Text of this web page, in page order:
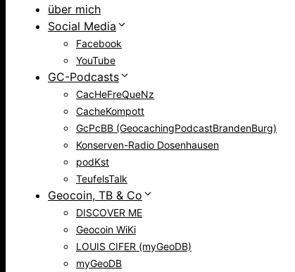
über mich
Social Media
Facebook
YouTube
GC-Podcasts
CacHeFreQueNz
CacheKompott
GcPcBB (GeocachingPodcastBrandenBurg)
Konserven-Radio Dosenhausen
podKst
TeufelsTalk
Geocoin, TB & Co
DISCOVER ME
Geocoin WiKi
LOUIS CIFER (myGeoDB)
myGeoDB